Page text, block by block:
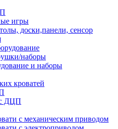
игры
доски,панели, сенсор
наборы
и наборы
кроватей
с ДЦП
с механическим приводом